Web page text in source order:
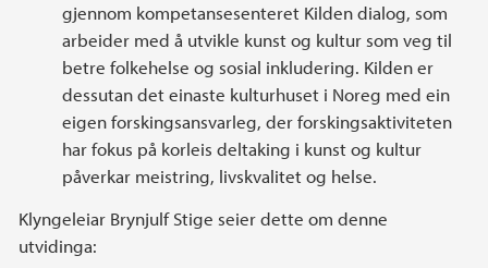
gjennom kompetansesenteret Kilden dialog, som
arbeider med å utvikle kunst og kultur som veg til
betre folkehelse og sosial inkludering. Kilden er
dessutan det einaste kulturhuset i Noreg med ein
eigen forskingsansvarleg, der forskingsaktiviteten
har fokus på korleis deltaking i kunst og kultur
påverkar meistring, livskvalitet og helse.
Klyngeleiar Brynjulf Stige seier dette om denne
utvidinga: